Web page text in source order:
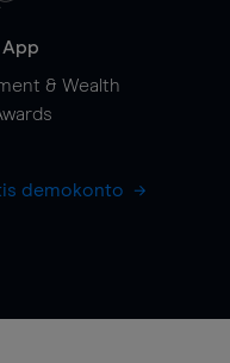
App
& Wealth
demokonto